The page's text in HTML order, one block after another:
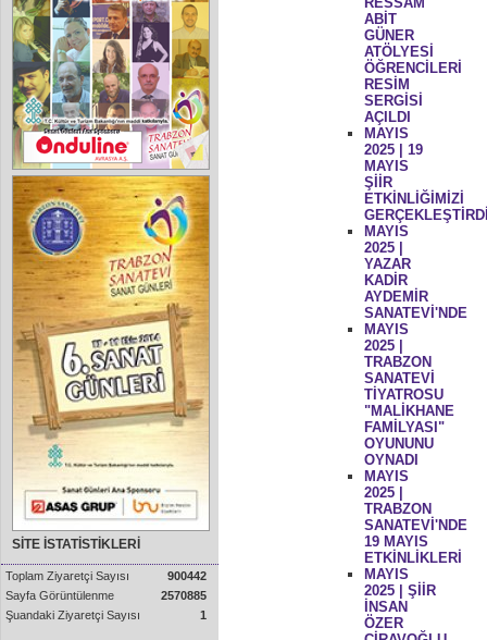
SİTE İSTATİSTİKLERİ
Toplam Ziyaretçi Sayısı
900442
Sayfa Görüntülenme
2570885
Şuandaki Ziyaretçi Sayısı
1
ABİT
GÜNER
ATÖLYESİ
ÖĞRENCİLERİ
RESİM
SERGİSİ
AÇILDI
MAYIS
2025 | 19
MAYIS
ŞİİR
ETKİNLİĞİMİZİ
MAYIS
2025 |
YAZAR
KADİR
AYDEMİR
SANATEVİ'NDE
MAYIS
2025 |
TRABZON
SANATEVİ
TİYATROSU
"MALİKHANE
FAMİLYASI"
OYUNUNU
OYNADI
MAYIS
2025 |
TRABZON
SANATEVİ'NDE
19 MAYIS
ETKİNLİKLERİ
MAYIS
2025 | ŞİİR
İNSAN
ÖZER